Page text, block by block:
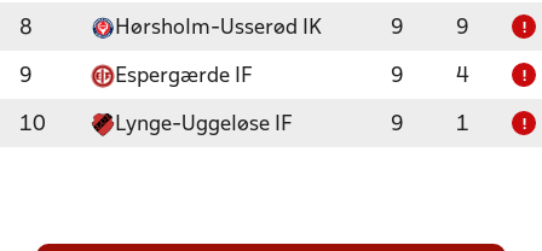
8 Hørsholm-Usserød IK 9 9 !
9 Espergærde IF 9 4 !
10 Lynge-Uggeløse IF 9 1 !